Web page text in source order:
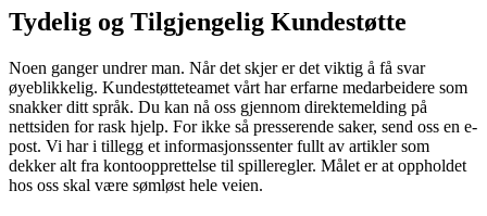
Tydelig og Tilgjengelig Kundestøtte
Noen ganger undrer man. Når det skjer er det viktig å få svar
øyeblikkelig. Kundestøtteteamet vårt har erfarne medarbeidere som
snakker ditt språk. Du kan nå oss gjennom direktemelding på
nettsiden for rask hjelp. For ikke så presserende saker, send oss en e-
post. Vi har i tillegg et informasjonssenter fullt av artikler som
dekker alt fra kontoopprettelse til spilleregler. Målet er at oppholdet
hos oss skal være sømløst hele veien.